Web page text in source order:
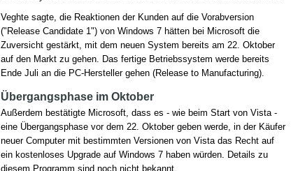
Veghte sagte, die Reaktionen der Kunden auf die Vorabversion
("Release Candidate 1") von Windows 7 hätten bei Microsoft die
Zuversicht gestärkt, mit dem neuen System bereits am 22. Oktober
auf den Markt zu gehen. Das fertige Betriebssystem werde bereits
Ende Juli an die PC-Hersteller gehen (Release to Manufacturing).
Übergangsphase im Oktober
Außerdem bestätigte Microsoft, dass es - wie beim Start von Vista -
eine Übergangsphase vor dem 22. Oktober geben werde, in der Käufer
neuer Computer mit bestimmten Versionen von Vista das Recht auf
ein kostenloses Upgrade auf Windows 7 haben würden. Details zu
diesem Programm sind noch nicht bekannt.